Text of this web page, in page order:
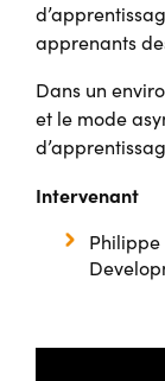
apprenants
Dans un
et le mode
Intervenant